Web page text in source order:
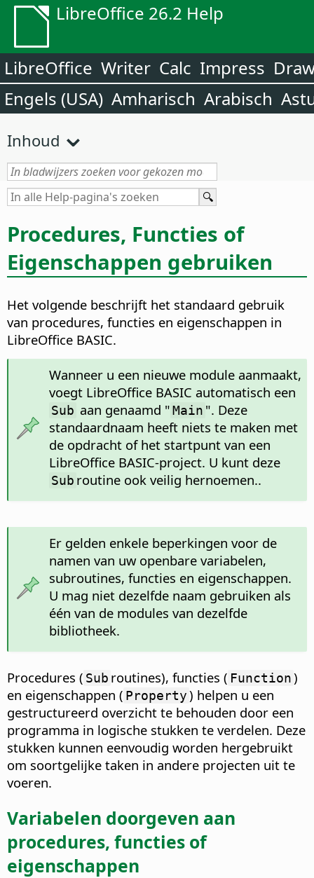
LibreOffice 26.2 Help
LibreOffice Writer Calc Impress
Engels (USA) Amharisch Arabisch
Inhoud
Procedures, Functies of
Eigenschappen gebruiken
Het volgende beschrijft het standaard gebruik
van procedures, functies en eigenschappen in
LibreOffice BASIC.
Wanneer u een nieuwe module aanmaakt,
voegt LibreOffice BASIC automatisch een
Sub aan genaamd "Main ". Deze
standaardnaam heeft niets te maken met
de opdracht of het startpunt van een
LibreOffice BASIC-project. U kunt deze
Sub routine ook veilig hernoemen..
Er gelden enkele beperkingen voor de
namen van uw openbare variabelen,
subroutines, functies en eigenschappen.
U mag niet dezelfde naam gebruiken als
één van de modules van dezelfde
bibliotheek.
Procedures ( Sub routines), functies ( Function)
en eigenschappen ( Property) helpen u een
gestructureerd overzicht te behouden door een
programma in logische stukken te verdelen. Deze
stukken kunnen eenvoudig worden hergebruikt
om soortgelijke taken in andere projecten uit te
voeren.
Variabelen doorgeven aan
procedures, functies of
eigenschappen